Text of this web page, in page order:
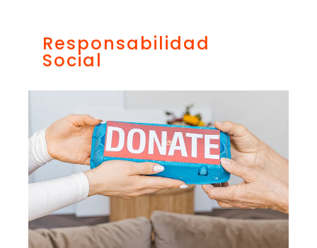
Responsabilidad
Social